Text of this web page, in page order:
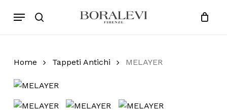
Products
search
Menu
Cart Close
Home Tappeti Antichi MELAYER